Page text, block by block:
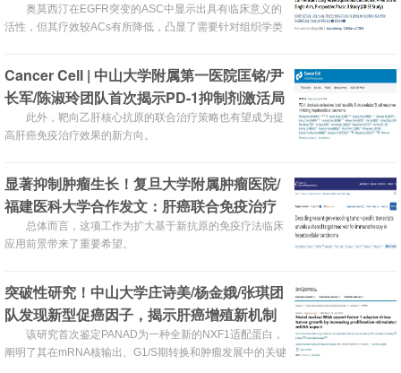
全性和有效性
奥莫西汀在EGFR突变的ASC中显示出具有临床意义的
活性，但其疗效较ACs有所降低，凸显了需要针对组织学类
Cancer Cell | 中山大学附属第一医院匡铭/尹
长军/陈淑玲团队首次揭示PD-1抑制剂激活局
部乙肝病毒B细胞应答
此外，靶向乙肝核心抗原的联合治疗策略也有望成为提
高肝癌免疫治疗效果的新方向。
显著抑制肿瘤生长！复旦大学附属肿瘤医院/
福建医科大学合作发文：肝癌联合免疫治疗
的潜在靶点
总体而言，这项工作为扩大基于新抗原的免疫疗法临床
应用前景带来了重要希望。
​突破性研究！中山大学庄诗美/杨金娥/张琪团
队发现新型促癌因子，揭示肝癌增殖新机制
该研究首次鉴定PANAD为一种全新的NXF1适配蛋白，
阐明了其在mRNA核输出、G1/S期转换和肿瘤发展中的关键